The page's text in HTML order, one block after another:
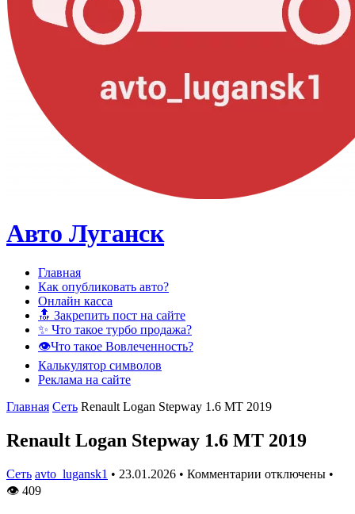
Авто Луганск
Главная
Как опубликовать авто?
Онлайн касса
🔝 Закрепить пост на сайте
✨ Что такое турбо продажа?
👁️Что такое Вовлеченность?
Калькулятор символов
Реклама на сайте
Главная Сеть Renault Logan Stepway 1.6 MT 2019
Renault Logan Stepway 1.6 MT 2019
Сеть avto_lugansk1 • 23.01.2026 • Комментарии отключены •
👁 409